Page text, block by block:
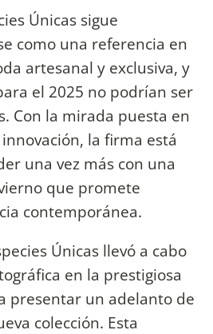
Únicas sigue
como una referencia en
artesanal y exclusiva, y
el 2025 no podrían ser
Con la mirada puesta en
la firma está
una vez más con una
que promete
contemporánea.
Únicas llevó a cabo
en la prestigiosa
presentar un adelanto de
colección. Esta